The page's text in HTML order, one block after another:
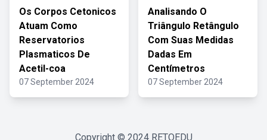
Os Corpos Cetonicos
Atuam Como
Reservatorios
Plasmaticos De
Acetil-coa
07 September 2024
Analisando O
Triângulo Retângulo
Com Suas Medidas
Dadas Em
Centímetros
07 September 2024
Copyright © 2024 RETOEDU